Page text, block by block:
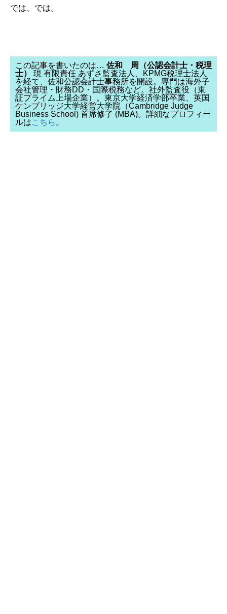
では、では。
この記事を書いたのは… 佐和 周（公認会計士・税理
士）
現 有限責任 あずさ監査法人、KPMG税理士法人
を経て、佐和公認会計士事務所を開設。専門は海外子
会社管理・財務DD・国際税務など。社外監査役（東
証プライム上場企業）。東京大学経済学部卒業、英国
ケンブリッジ大学経営大学院（Cambridge Judge
Business School) 首席修了 (MBA)。詳細なプロフィー
ルはこちら。